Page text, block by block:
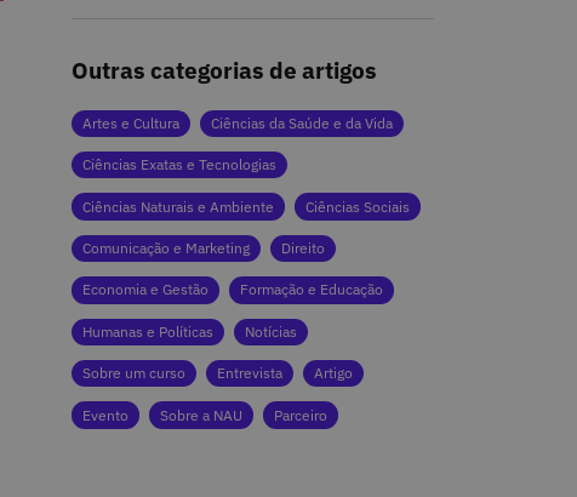
Outras categorias de artigos
Artes e Cultura Ciências da Saúde e da Vida
Ciências Exatas e Tecnologias
Ciências Naturais e Ambiente Ciências Sociais
Comunicação e Marketing Direito
Economia e Gestão Formação e Educação
Humanas e Políticas Notícias
Sobre um curso Entrevista Artigo
Evento Sobre a NAU Parceiro